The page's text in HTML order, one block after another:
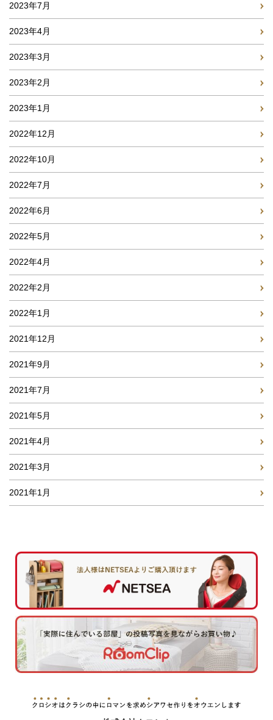
2023年7月
2023年4月
2023年3月
2023年2月
2023年1月
2022年12月
2022年10月
2022年7月
2022年6月
2022年5月
2022年4月
2022年2月
2022年1月
2021年12月
2021年9月
2021年7月
2021年5月
2021年4月
2021年3月
2021年1月